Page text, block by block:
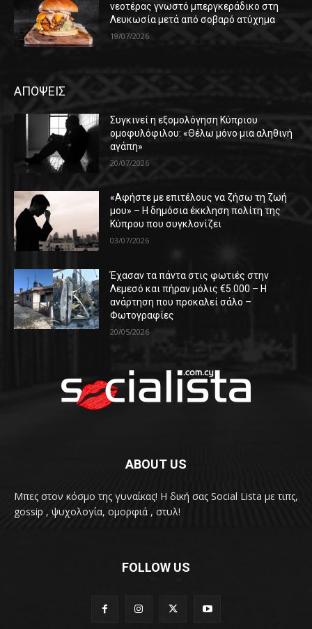
νεοτέρας γνωστό μπεργκεράδικο στη
Λευκωσία μετά από σοβαρό ατύχημα
19/07/2026
ΑΠΟΨΕΙΣ
Συγκινεί η εξομολόγηση Κύπριου
ομοφυλόφιλου: «Θέλω μόνο μια αληθινή
αγάπη»
20/07/2026
«Αφήστε με επιτέλους να ζήσω τη ζωή
μου» – Η δημόσια έκκληση πολίτη της
Κύπρου που συγκλονίζει
03/07/2026
Έχασαν τα πάντα στις φωτιές στην
Λεμεσό και πήραν μόλις €5.000 – Η
ανάρτηση που προκαλεί σάλο –
Φωτογραφίες
20/05/2026
ABOUT US
Μπες στον κόσμο της γυναίκας! H δική σας Social Lista με τιπς,
gossip , ψυχολογία, ομορφιά , στυλ!
FOLLOW US